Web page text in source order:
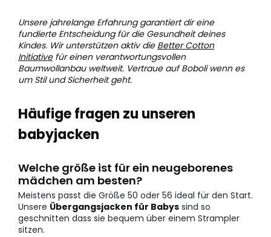
Unsere jahrelange Erfahrung garantiert dir eine
fundierte Entscheidung für die Gesundheit deines
Kindes. Wir unterstützen aktiv die Better Cotton
Initiativefür einen verantwortungsvollen
Baumwollanbau weltweit. Vertraue auf Boboli wenn es
um Stil und Sicherheit geht.
Häufige fragen zu unseren
babyjacken
Welche größe ist für ein neugeborenes
mädchen am besten?
Meistens passt die Größe 50 oder 56 ideal für den Start.
Unsere Übergangsjacken für Babys sind so
geschnitten dass sie bequem über einem Strampler
sitzen.